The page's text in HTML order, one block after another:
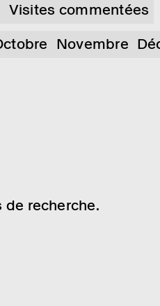
Visites commentées
Novembre
de recherche.